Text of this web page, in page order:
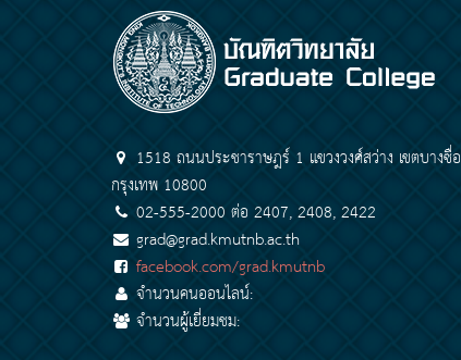
1518 ถนนประชาราษฎร์ 1 แขวงวงศ์สว่าง เขตบางซื่อ
กรุงเทพ 10800
02-555-2000 ต่อ 2407, 2408, 2422
grad@grad.kmutnb.ac.th
facebook.com/grad.kmutnb
จำนวนคนออนไลน์:
จำนวนผู้เยี่ยมชม: